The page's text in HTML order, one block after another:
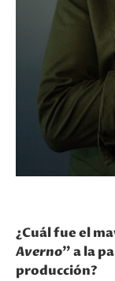
¿Cuál fue el
Averno” a la
producción?